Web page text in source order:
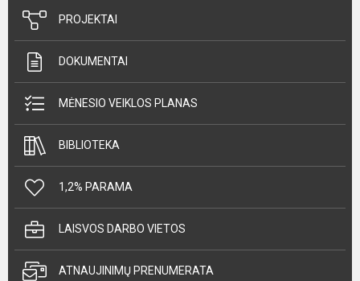
PROJEKTAI
DOKUMENTAI
MĖNESIO VEIKLOS PLANAS
BIBLIOTEKA
1,2% PARAMA
LAISVOS DARBO VIETOS
ATNAUJINIMŲ PRENUMERATA